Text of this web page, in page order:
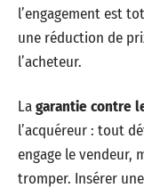
l’engagement est
une réduction de
l’acheteur.
Lagarantie contre
l’acquéreur : tout
engage le vendeur,
tromper. Insérer